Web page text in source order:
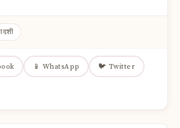
📱 WhatsApp 🐦 Twitter